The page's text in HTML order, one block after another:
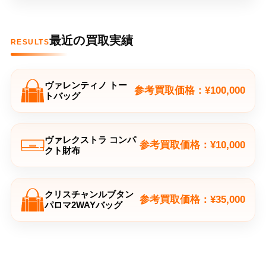
RESULTS最近の買取実績
ヴァレンティノ トー
トバッグ
参考買取価格：¥100,000
ヴァレクストラ コンパ
クト財布
参考買取価格：¥10,000
クリスチャンルブタン
パロマ2WAYバッグ
参考買取価格：¥35,000